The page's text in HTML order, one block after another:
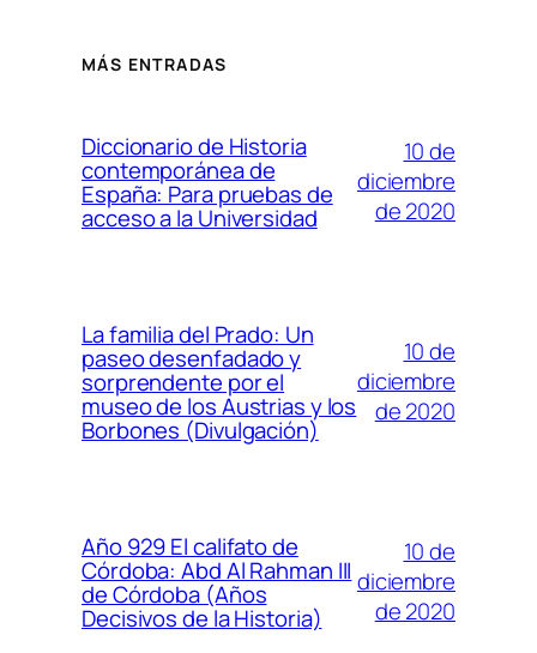
MÁS ENTRADAS
Diccionario de Historia
contemporánea de
España: Para pruebas de
acceso a la Universidad
10 de
diciembre
de 2020
La familia del Prado: Un
paseo desenfadado y
sorprendente por el
museo de los Austrias y los
Borbones (Divulgación)
10 de
diciembre
de 2020
Año 929 El califato de
Córdoba: Abd Al Rahman III
de Córdoba (Años
Decisivos de la Historia)
10 de
diciembre
de 2020